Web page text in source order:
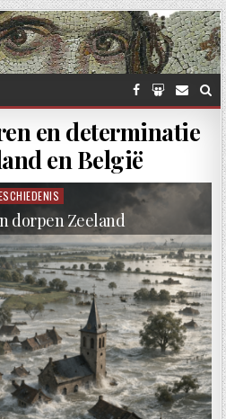
en determinatie
en België
in
dorpen Zeeland